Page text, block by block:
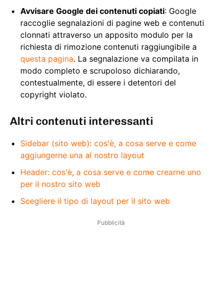
Avvisare Google dei contenuti copiati: Google
raccoglie segnalazioni di pagine web e contenuti
clonnati attraverso un apposito modulo per la
richiesta di rimozione contenuti raggiungibile a
questa pagina. La segnalazione va compilata in
modo completo e scrupoloso dichiarando,
contestualmente, di essere i detentori del
copyright violato.
Altri contenuti interessanti
Sidebar (sito web): cos'è, a cosa serve e come
aggiungerne una al nostro layout
Header: cos'è, a cosa serve e come crearne uno
per il nostro sito web
Scegliere il tipo di layout per il sito web
Pubblicità